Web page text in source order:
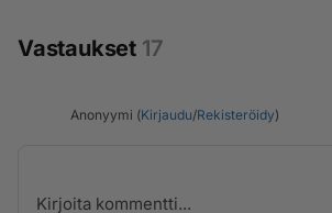
Vastaukset 17
Anonyymi (Kirjaudu/Rekisteröidy)